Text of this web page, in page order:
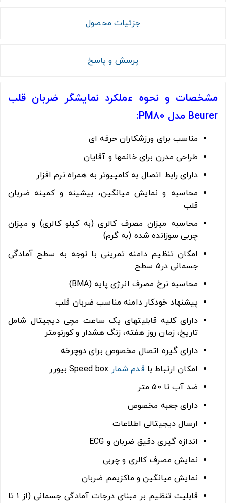
جزئیات محصول
پرسش و پاسخ
مشخصات و نحوه عملکرد نمایشگر ضربان قلب
Beurer مدل PM80:
مناسب برای ورزشکاران حرفه ای
طراحی مدرن برای خانمها و آقایان
دارای رابط اتصال به کامپیوتر به همراه نرم افزار
محاسبه و نمایش میانگین، بیشینه و کمینه ضربان
قلب
محاسبه میزان مصرف کالری (به کیلو کالری) و میزان
چربی سوزانده شده (به گرم)
امکان تنظیم دامنه تمرینی با توجه به سطح آمادگی
جسمانی در5 سطح
محاسبه نرخ مصرف انرژی پایه (BMA)
پیشنهاد خودکار دامنه مناسب ضربان قلب
دارای کلیه قابلیتهای یک ساعت مچی دیجیتال شامل
تاریخ، زمان روز هفته، زنگ هشدار و کورنومتر
دارای گیره اتصال مخصوص برای دوچرخه
امکان ارتباط با قدم شمار
ضد آب تا 50 متر
دارای جعبه مخصوص
ارسال دیجیتالی اطلاعات
اندازه گیری دقیق ضربان و ECG
نمایش مصرف کالری و چربی
نمایش میانگین و ماکزیمم ضربان
قابلیت تنظیم بر مبنای درجات آمادگی جسمانی (از 1 تا